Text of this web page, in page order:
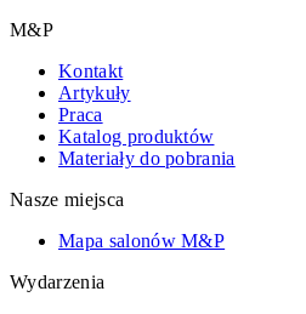
M&P
Kontakt
Artykuły
Praca
Katalog produktów
Materiały do pobrania
Nasze miejsca
Mapa salonów M&P
Wydarzenia